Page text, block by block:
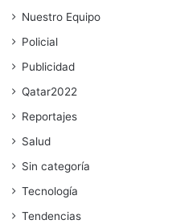
Nuestro Equipo
Policial
Publicidad
Qatar2022
Reportajes
Salud
Sin categoría
Tecnología
Tendencias